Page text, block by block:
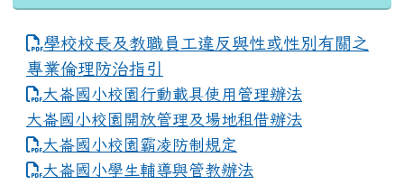
學校校長及教職員工違反與性或性別有關之
專業倫理防治指引
大崙國小校園行動載具使用管理辦法
大崙國小校園開放管理及場地租借辦法
大崙國小校園霸凌防制規定
大崙國小學生輔導與管教辦法